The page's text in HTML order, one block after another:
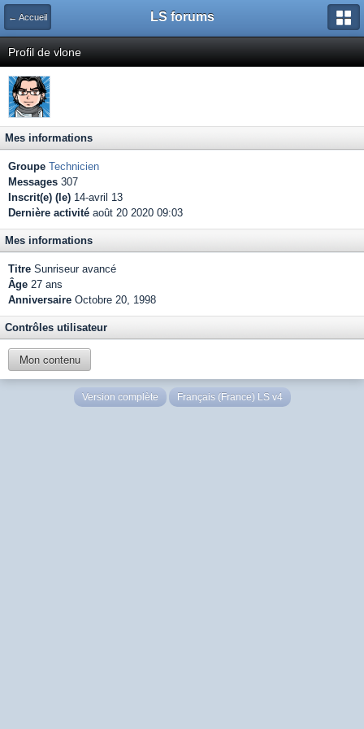
← Accueil LS forums
Profil de vlone
Mes informations
Groupe Technicien
Messages 307
Inscrit(e) (le) 14-avril 13
Dernière activité août 20 2020 09:03
Mes informations
Titre Sunriseur avancé
Âge 27 ans
Anniversaire Octobre 20, 1998
Contrôles utilisateur
Mon contenu
Version complète Français (France) LS v4